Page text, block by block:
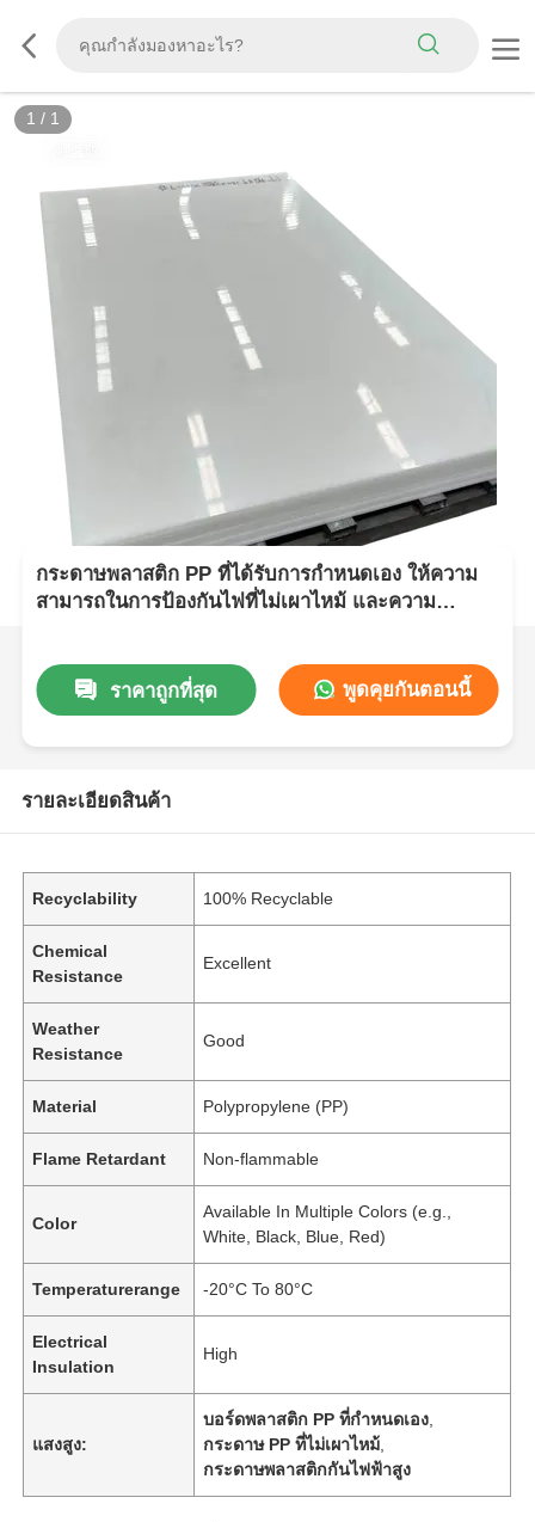
1 / 1
กระดาษพลาสติก PP ที่ได้รับการกําหนดเอง ให้ความ
สามารถในการป้องกันไฟที่ไม่เผาไหม้ และความ
ราคาถูกที่สุด
พูดคุยกันตอนนี้
รายละเอียดสินค้า
Recyclability 100% Recyclable
Chemical
Resistance
Excellent
Weather
Resistance
Good
Material Polypropylene (PP)
Flame Retardant Non-flammable
Color
Available In Multiple Colors (e.g.,
White, Black, Blue, Red)
Temperaturerange -20°C To 80°C
Electrical
Insulation
High
แสงสูง:
บอร์ดพลาสติก PP ที่กําหนดเอง
กระดาษ PP ที่ไม่เผาไหม้
กระดาษพลาสติกกันไฟฟ้าสูง